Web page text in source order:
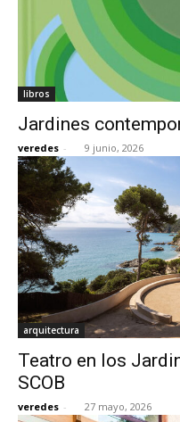
libros
Jardines
veredes - 9 junio, 2026
arquitectura
Teatro en los
SCOB
veredes - 27 mayo, 2026